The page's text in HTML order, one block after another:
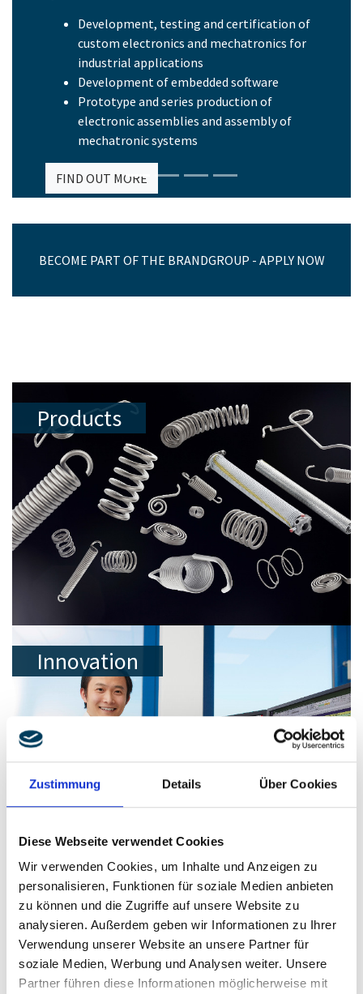
Zustimmung Details Über Cookies
Diese Webseite verwendet Cookies
Wir verwenden Cookies, um Inhalte und Anzeigen zu
personalisieren, Funktionen für soziale Medien anbieten
zu können und die Zugriffe auf unsere Website zu
analysieren. Außerdem geben wir Informationen zu Ihrer
Verwendung unserer Website an unsere Partner für
soziale Medien, Werbung und Analysen weiter. Unsere
Partner führen diese Informationen möglicherweise mit
Development, testing and certification of
custom electronics and mechatronics for
industrial applications
Development of embedded software
Prototype and series production of
electronic assemblies and assembly of
mechatronic systems
FIND OUT MORE
BECOME PART OF THE BRANDGROUP - APPLY NOW
Products
Innovation
Quality